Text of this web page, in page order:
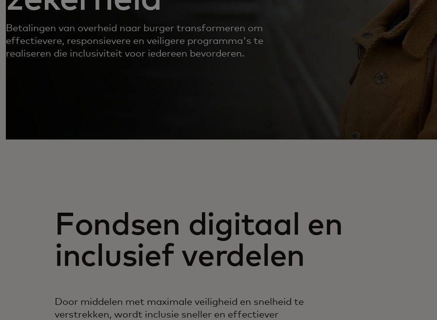
Betalingen van overheid naar burger transformeren om
effectievere, responsievere en veiligere programma's te
realiseren die inclusiviteit voor iedereen bevorderen.
Fondsen digitaal en
inclusief verdelen
Door middelen met maximale veiligheid en snelheid te
verstrekken, wordt inclusie sneller en effectiever